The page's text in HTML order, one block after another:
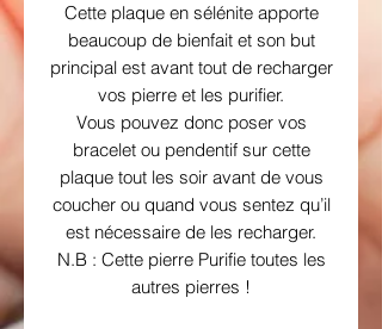
Cette plaque en sélénite apporte
beaucoup de bienfait et son but
principal est avant tout de recharger
vos pierre et les purifier.
Vous pouvez donc poser vos
bracelet ou pendentif sur cette
plaque tout les soir avant de vous
coucher ou quand vous sentez qu’il
est nécessaire de les recharger.
N.B : Cette pierre Purifie toutes les
autres pierres !